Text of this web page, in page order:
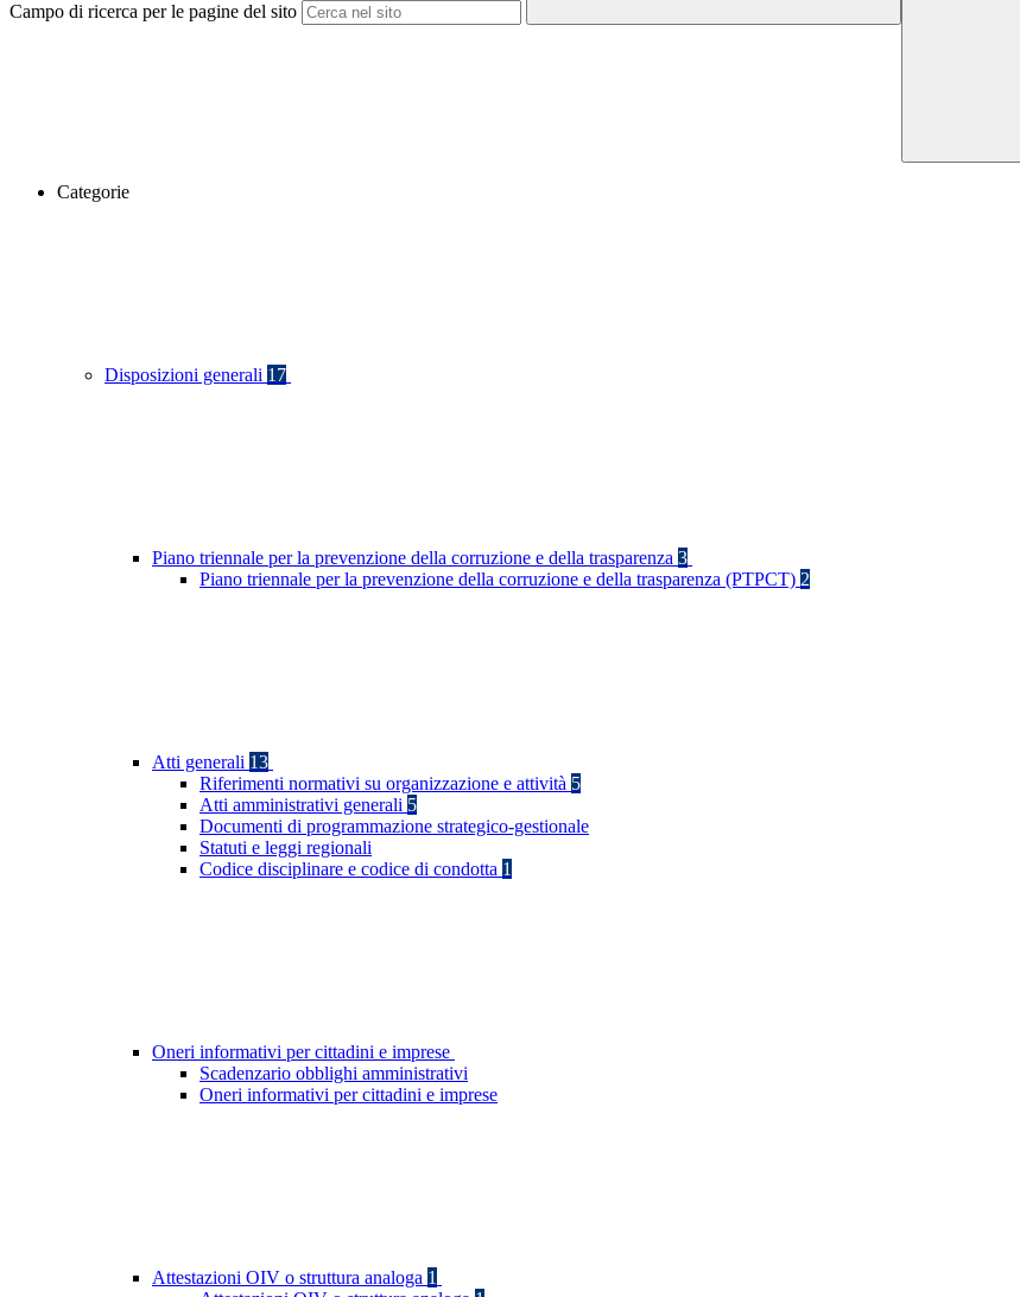
Campo di ricerca per le pagine del sito
Categorie
Disposizioni generali 17
Piano triennale per la prevenzione della corruzione e della trasparenza 3
Piano triennale per la prevenzione della corruzione e della trasparenza (PTPCT) 2
Atti generali 13
Riferimenti normativi su organizzazione e attività 5
Atti amministrativi generali 5
Documenti di programmazione strategico-gestionale
Statuti e leggi regionali
Codice disciplinare e codice di condotta 1
Oneri informativi per cittadini e imprese
Scadenzario obblighi amministrativi
Oneri informativi per cittadini e imprese
Attestazioni OIV o struttura analoga 1